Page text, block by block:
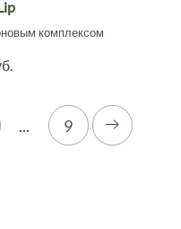
комплексом
... 9